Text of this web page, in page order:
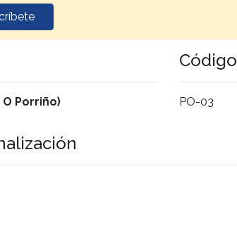
O Porriño)
Código
PO-03